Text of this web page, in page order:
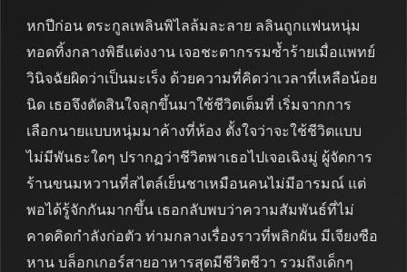
หกปีก่อน ตระกูลเพลินพิไลล้มละลาย ลลินถูกแฟนหนุ่ม
ทอดทิ้งกลางพิธีแต่งงาน เจอชะตากรรมซ้ำร้ายเมื่อแพทย์
วินิจฉัยผิดว่าเป็นมะเร็ง ด้วยความที่คิดว่าเวลาที่เหลือน้อย
นิด เธอจึงตัดสินใจลุกขึ้นมาใช้ชีวิตเต็มที่ เริ่มจากการ
เลือกนายแบบหนุ่มมาค้างที่ห้อง ตั้งใจว่าจะใช้ชีวิตแบบ
ไม่มีพันธะใดๆ ปรากฏว่าชีวิตพาเธอไปเจอเฉิงมู่ ผู้จัดการ
ร้านขนมหวานที่สไตล์เย็นชาเหมือนคนไม่มีอารมณ์ แต่
พอได้รู้จักกันมากขึ้น เธอกลับพบว่าความสัมพันธ์ที่ไม่
คาดคิดกำลังก่อตัว ท่ามกลางเรื่องราวที่พลิกผัน มีเจียงซือ
หาน บล็อกเกอร์สายอาหารสุดมีชีวิตชีวา รวมถึงเด็กๆ